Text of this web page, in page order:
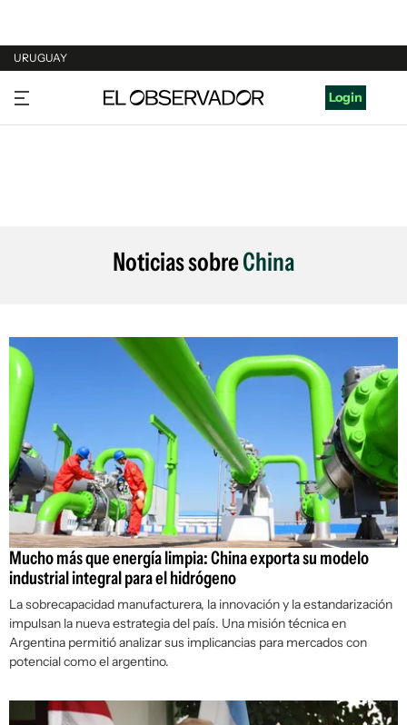
URUGUAY
URUGUAY
ARGENTINA
Login
Noticias sobreChina
Mucho más que energía limpia: China exporta su modelo
industrial integral para el hidrógeno
La sobrecapacidad manufacturera, la innovación y la estandarización
impulsan la nueva estrategia del país. Una misión técnica en
Argentina permitió analizar sus implicancias para mercados con
potencial como el argentino.